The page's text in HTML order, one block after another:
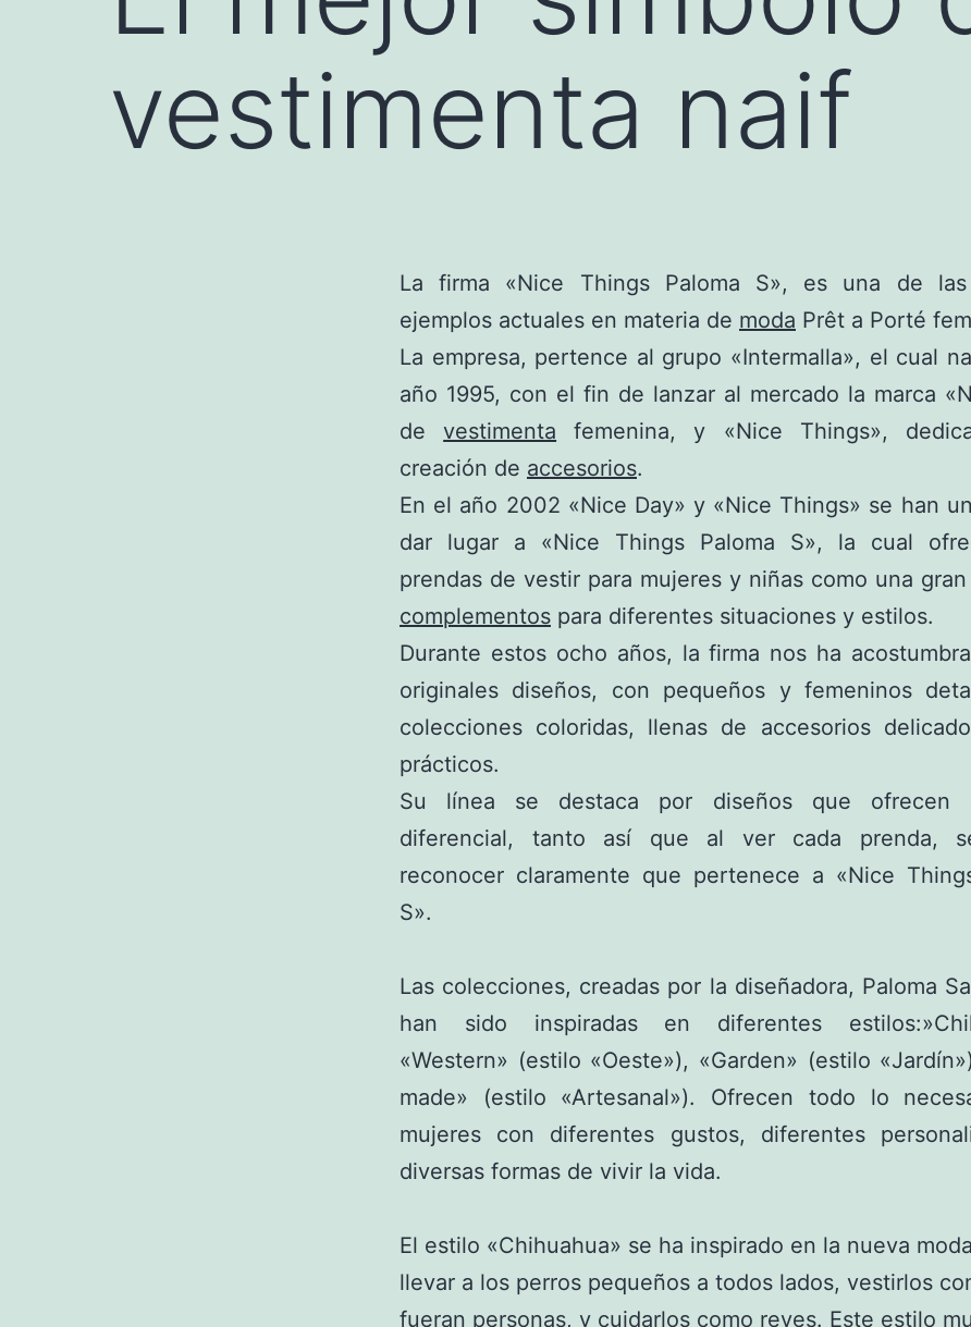
vestimenta naif
La firma «Nice Things Paloma S», es una de las
ejemplos actuales en materia de moda Prêt a Porté
La empresa, pertence al grupo «Intermalla», el cual
año 1995, con el fin de lanzar al mercado la marca
devestimenta femenina, y «Nice Things»,
creación de accesorios.
En el año 2002 «Nice Day» y «Nice Things» se han
dar lugar a «Nice Things Paloma S», la cual
prendas de vestir para mujeres y niñas como una
complementos para diferentes situaciones y estilos.
Durante estos ocho años, la firma nos ha
originales diseños, con pequeños y femeninos
colecciones coloridas, llenas de accesorios
prácticos.
Su línea se destaca por diseños que ofrecen
diferencial, tanto así que al ver cada prenda,
reconocer claramente que pertenece a «Nice
S».
Las colecciones, creadas por la diseñadora, Paloma
han sido inspiradas en diferentes
«Western» (estilo «Oeste»), «Garden» (estilo
made» (estilo «Artesanal»). Ofrecen todo lo
mujeres con diferentes gustos, diferentes
diversas formas de vivir la vida.
El estilo «Chihuahua» se ha inspirado en la nueva
llevar a los perros pequeños a todos lados, vestirlos
fueran personas, y cuidarlos como reyes. Este estilo